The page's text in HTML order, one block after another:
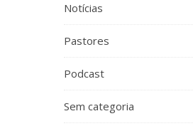
Notícias
Pastores
Podcast
Sem categoria